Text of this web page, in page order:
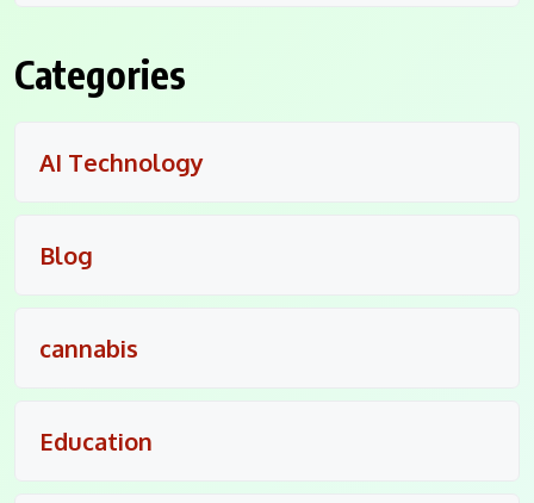
Categories
AI Technology
Blog
cannabis
Education